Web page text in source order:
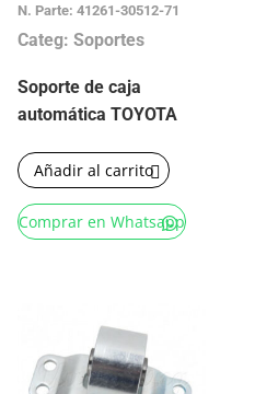
N. Parte: 41261-30512-71
Categ: Soportes
Soporte de caja
automática TOYOTA
Añadir al carrito
Comprar en Whatsapp